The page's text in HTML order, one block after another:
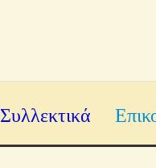
Συλλεκτικά